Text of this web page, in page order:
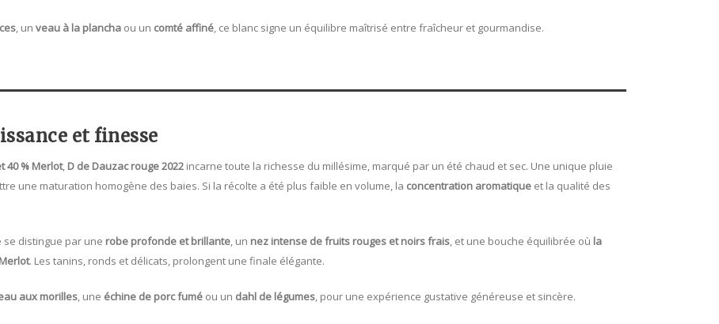
, un veau à la plancha ou un comté affiné, ce blanc signe un équilibre maîtrisé entre fraîcheur et gourmandise.
et finesse
40 % Merlot, D de Dauzac rouge 2022 incarne toute la richesse du millésime, marqué par un été chaud et sec. Une unique pluie
une maturation homogène des baies. Si la récolte a été plus faible en volume, la concentration aromatique et la qualité des
se distingue par une robe profonde et brillante, un nez intense de fruits rouges et noirs frais, et une bouche équilibrée où la
. Les tanins, ronds et délicats, prolongent une finale élégante.
aux morilles, une échine de porc fumé ou un dahl de légumes, pour une expérience gustative généreuse et sincère.